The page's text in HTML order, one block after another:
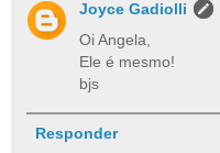
Joyce Gadiolli
Oi Angela,
Ele é mesmo!
bjs
Responder